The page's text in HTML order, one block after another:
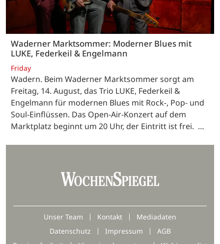
Waderner Marktsommer: Moderner Blues mit
LUKE, Federkeil & Engelmann
Friday
Wadern. Beim Waderner Marktsommer sorgt am
Freitag, 14. August, das Trio LUKE, Federkeil &
Engelmann für modernen Blues mit Rock-, Pop- und
Soul-Einflüssen. Das Open-Air-Konzert auf dem
Marktplatz beginnt um 20 Uhr, der Eintritt ist frei. …
Unser Team Kontakt
Mediadaten
Datenschutz
Impressum
AGB